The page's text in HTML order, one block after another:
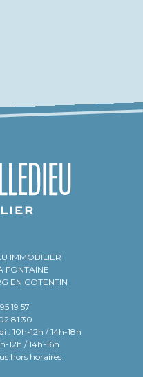
IMMOBILIER
FONTAINE
EN COTENTIN
19 57
81 30
: 10h-12h / 14h-18h
12h / 14h-16h
hors horaires